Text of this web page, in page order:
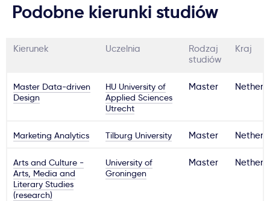
Podobne kierunki studiów
Kierunek Uczelnia
Rodzaj
studiów
Kraj
Master Data-driven
Design
HU University of
Applied Sciences
Utrecht
Master
Marketing Analytics Tilburg University Master
Arts and Culture -
Arts, Media and
Literary Studies
(research)
University of
Groningen
Master